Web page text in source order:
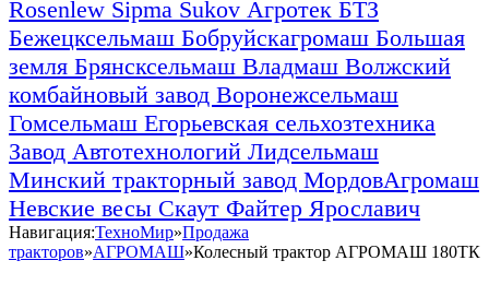
Rosenlew Sipma Sukov Агротек БТЗ
Бежецксельмаш Бобруйскагромаш Большая
земля Брянсксельмаш Владмаш Волжский
комбайновый завод Воронежсельмаш
Гомсельмаш Егорьевская сельхозтехника
Завод Автотехнологий Лидсельмаш
Минский тракторный завод МордовАгромаш
Невские весы Скаут Файтер Ярославич
Навигация:ТехноМир»Продажа
тракторов»АГРОМАШ»Колесный трактор АГРОМАШ 180ТК